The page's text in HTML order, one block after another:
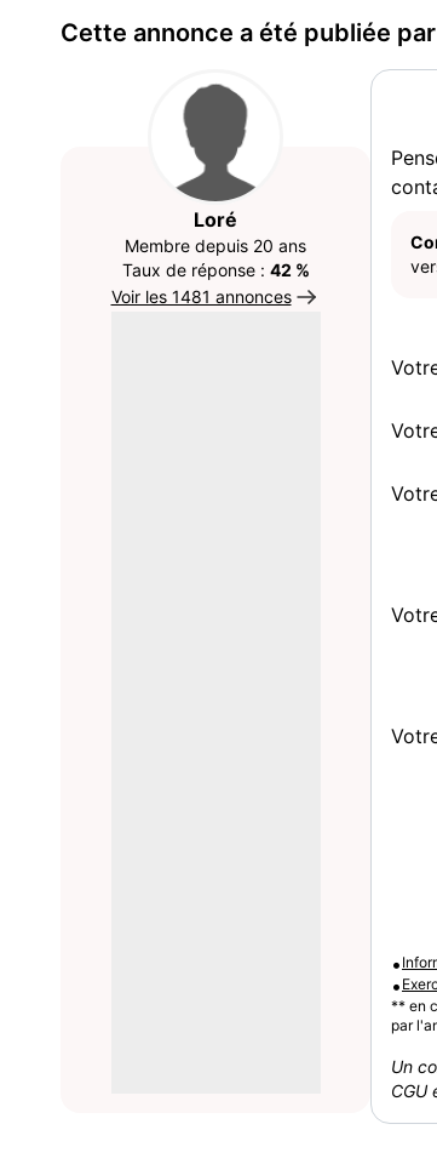
Cette annonce a été publiée par
Loré
Membre depuis 20 ans
Taux de réponse : 42 %
Voir les 1481 annonces
•
•
** en
par
Un
CGU